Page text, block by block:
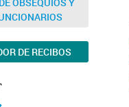
OBSEQUIOS Y
DE RECIBOS